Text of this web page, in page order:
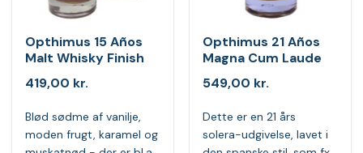
Opthimus 15 Años
Malt Whisky Finish
419,00 kr.
Blød sødme af vanilje,
moden frugt, karamel og
Opthimus 21 Años
Magna Cum Laude
549,00 kr.
Dette er en 21 års
solera-udgivelse, lavet i